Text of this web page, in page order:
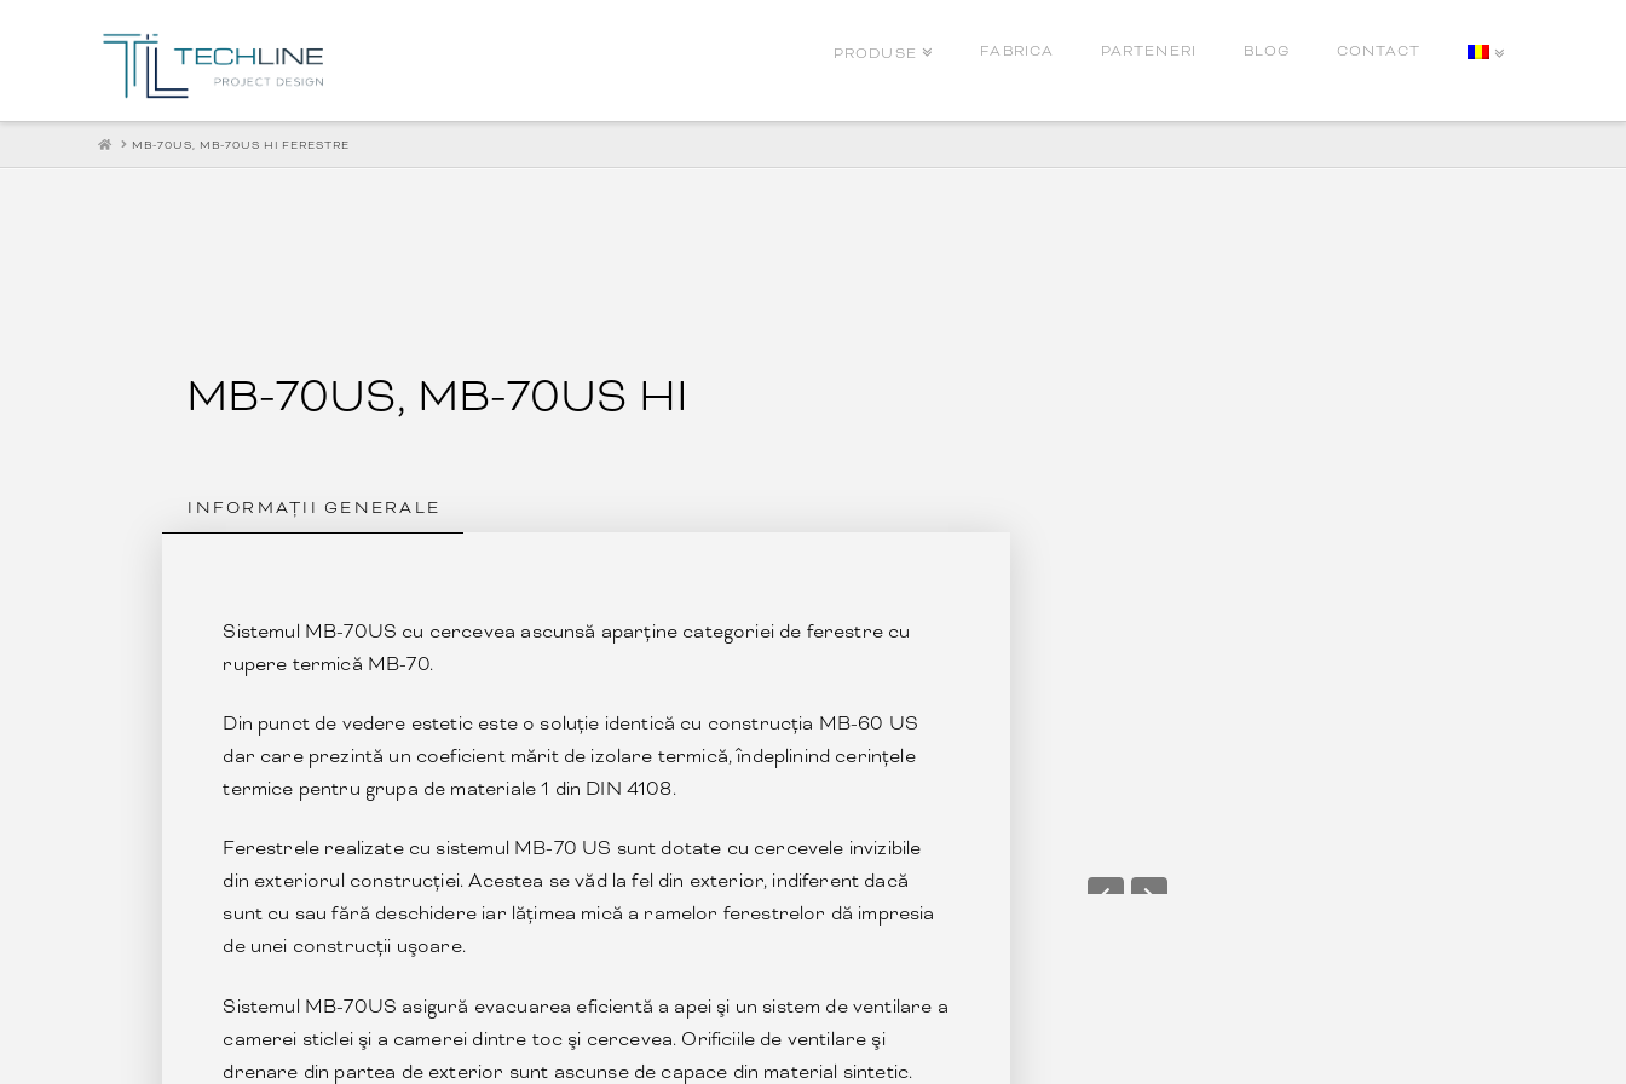
PRODUSE FABRICA PARTENERI BLOG CONTACT
HOMEMB-70US, MB-70US HI FERESTRE
MB-70US, MB-70US HI
INFORMAȚII GENERALE
Sistemul MB-70US cu cercevea ascunsă aparține categoriei de ferestre cu
rupere termică MB-70.
Din punct de vedere estetic este o soluţie identică cu construcţia MB-60 US
dar care prezintă un coeficient mărit de izolare termică, îndeplinind cerinţele
termice pentru grupa de materiale 1 din DIN 4108.
Ferestrele realizate cu sistemul MB-70 US sunt dotate cu cercevele invizibile
din exteriorul construcţiei. Acestea se văd la fel din exterior, indiferent dacă
sunt cu sau fără deschidere iar lăţimea mică a ramelor ferestrelor dă impresia
de unei construcții uşoare.
Sistemul MB-70US asigură evacuarea eficientă a apei şi un sistem de ventilare a
camerei sticlei şi a camerei dintre toc şi cercevea. Orificiile de ventilare şi
drenare din partea de exterior sunt ascunse de capace din material sintetic.